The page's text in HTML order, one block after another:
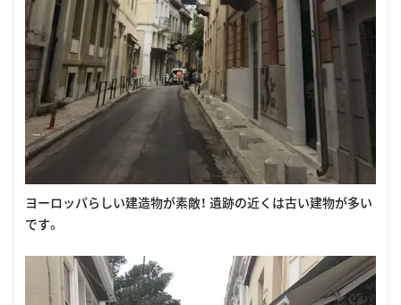
ヨーロッパらしい建造物が素敵！ 遺跡の近くは古い建物が多い
です。